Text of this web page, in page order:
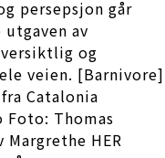
persepsjon går
av
og
veien. [Barnivore]
Catalonia
Thomas
HER